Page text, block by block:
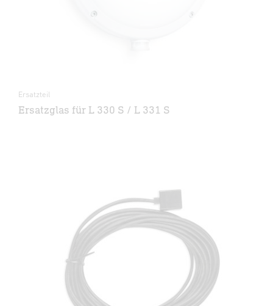
Ersatzteil
Ersatzglas für L 330 S / L 331 S